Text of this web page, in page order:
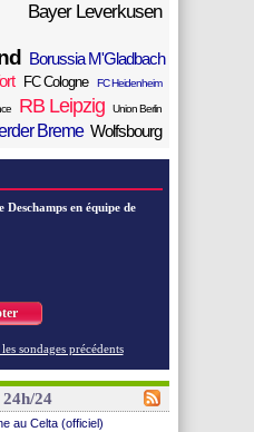
Bayer Leverkusen
Borussia M'Gladbach
FC Cologne FC Heidenheim
RB Leipzig Union Berlin
Breme Wolfsbourg
en équipe de
sondages précédents
24
au Celta (officiel)